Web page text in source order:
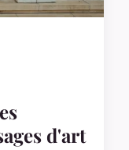
d'art